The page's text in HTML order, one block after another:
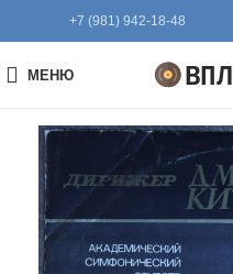
+7 (981) 942-18-48
МЕНЮ